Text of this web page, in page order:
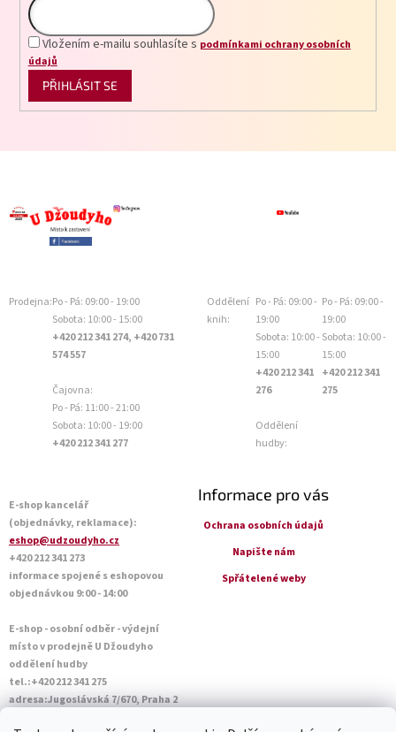
Vložením e-mailu souhlasíte s podmínkami ochrany osobních
údajů
PŘIHLÁSIT SE
Prodejna:Po - Pá: 09:00 - 19:00
Sobota: 10:00 - 15:00
+420 212 341 274, +420 731
574 557
Čajovna:
Po - Pá: 11:00 - 21:00
Sobota: 10:00 - 19:00
+420 212 341 277
Oddělení
knih:
Po - Pá: 09:00 -
19:00
Sobota: 10:00 -
15:00
+420 212 341
276
Oddělení
hudby:
Po - Pá: 09:00 -
19:00
Sobota: 10:00 -
15:00
+420 212 341
275
E-shop kancelář
(objednávky, reklamace):
eshop@udzoudyho.cz
+420 212 341 273
informace spojené s eshopovou
objednávkou 9:00 - 14:00
E-shop - osobní odběr - výdejní
místo v prodejně U Džoudyho
oddělení hudby
tel.:+420 212 341 275
adresa:Jugoslávská 7/670, Praha 2
Informace pro vás
Ochrana osobních údajů
Napište nám
Spřátelené weby